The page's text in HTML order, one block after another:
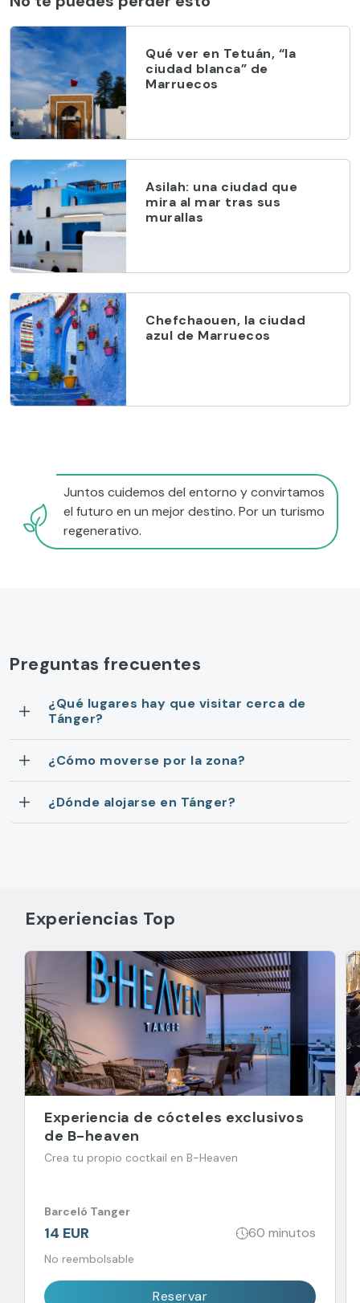
Qué ver en Tetuán, “la
ciudad blanca” de
Marruecos
Asilah: una ciudad que
mira al mar tras sus
murallas
Chefchaouen, la ciudad
azul de Marruecos
Juntos cuidemos del entorno y convirtamos
el futuro en un mejor destino. Por un turismo
regenerativo.
Preguntas frecuentes
¿Qué lugares hay que visitar cerca de
Tánger?
¿Cómo moverse por la zona?
¿Dónde alojarse en Tánger?
Experiencias Top
Experiencia de cócteles exclusivos
de B-heaven
Crea tu propio coctkail en B-Heaven
Barceló Tanger
14 EUR 60 minutos
No reembolsable
Reservar